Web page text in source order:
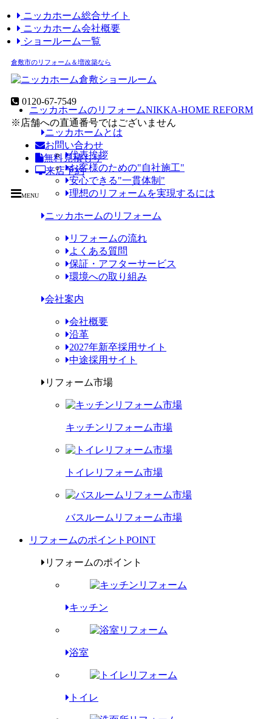
ニッカホーム総合サイト
ニッカホーム会社概要
ショールーム一覧
倉敷市のリフォーム＆増改築なら
0120-67-7549
※店舗への直通番号ではございません
お問い合わせ
無料見積もり
来店予約
MENU
ニッカホームのリフォームNIKKA-HOME REFORM
ニッカホームとは
代表挨拶
お客様のための"自社施工"
安心できる"一貫体制"
理想のリフォームを実現するには
ニッカホームのリフォーム
リフォームの流れ
よくある質問
保証・アフターサービス
環境への取り組み
会社案内
会社概要
沿革
2027年新卒採用サイト
中途採用サイト
リフォーム市場
キッチンリフォーム市場
トイレリフォーム市場
バスルームリフォーム市場
リフォームのポイント POINT
リフォームのポイント
キッチン
浴室
トイレ